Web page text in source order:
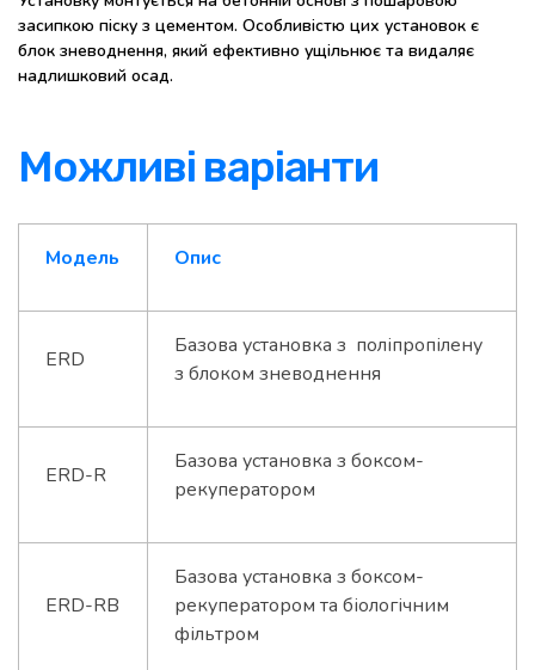
засипкою піску з цементом. Особливістю цих установок є
блок зневоднення, який ефективно ущільнює та видаляє
надлишковий осад.
Можливі варіанти
Модель Опис
ERD
Базова установка з поліпропілену
з блоком зневоднення
ERD-R
Базова установка з боксом-
рекуператором
ERD-RB
Базова установка з боксом-
рекуператором та біологічним
фільтром